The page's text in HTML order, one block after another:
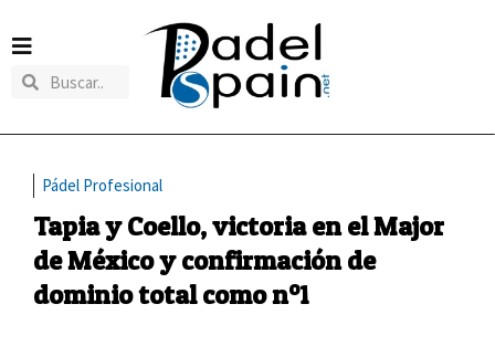
Pádel Profesional
Tapia y Coello, victoria en el Major
de México y confirmación de
dominio total como nº1